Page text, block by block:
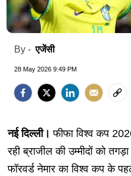
By -एजेंसी
28 May 2026 9:49 PM
नई दिल्ली। फीफा विश्व कप
रही ब्राजील की उम्मीदों को
फॉरवर्ड नेमार का विश्व कप के